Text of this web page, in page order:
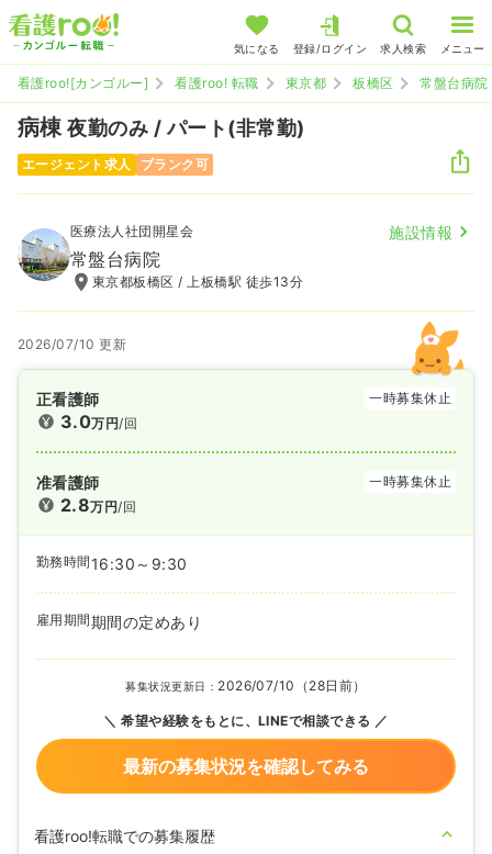
気になる 登録/ログイン 求人検索 メニュー
看護roo![カンゴルー] 看護roo! 転職 東京都 板橋区 常盤台病院
病棟夜勤のみ / パート(非常勤)
エージェント求人 ブランク可
医療法人社団開星会 施設情報
常盤台病院
東京都板橋区 / 上板橋駅 徒歩13分
2026/07/10 更新
正看護師 一時募集休止
3.0万円/回
准看護師 一時募集休止
2.8万円/回
勤務時間 16:30～9:30
雇用期間期間の定めあり
募集状況更新日： 2026/07/10（28日前）
希望や経験をもとに、LINEで相談できる
最新の募集状況を確認してみる
看護roo!転職での募集履歴